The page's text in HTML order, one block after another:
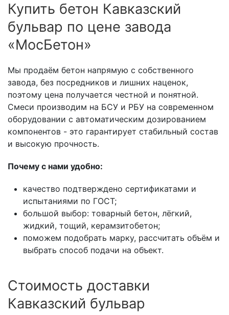
Купить бетон Кавказский
бульвар по цене завода
«МосБетон»
Мы продаём бетон напрямую с собственного
завода, без посредников и лишних наценок,
поэтому цена получается честной и понятной.
Смеси производим на БСУ и РБУ на современном
оборудовании с автоматическим дозированием
компонентов - это гарантирует стабильный состав
и высокую прочность.
Почему с нами удобно:
качество подтверждено сертификатами и
испытаниями по ГОСТ;
большой выбор: товарный бетон, лёгкий,
жидкий, тощий, керамзитобетон;
поможем подобрать марку, рассчитать объём и
выбрать способ подачи на объект.
Стоимость доставки
Кавказский бульвар